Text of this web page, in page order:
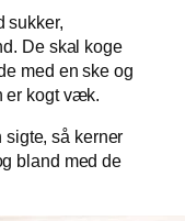
sukker,
De skal koge
med en ske og
er kogt væk.
så kerner
bland med de